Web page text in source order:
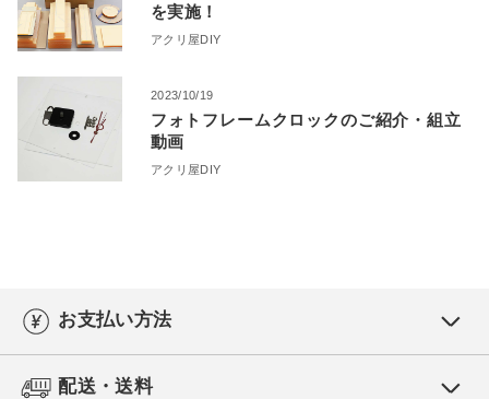
を実施！
アクリ屋DIY
2023/10/19
フォトフレームクロックのご紹介・組立
動画
アクリ屋DIY
お支払い方法
配送・送料